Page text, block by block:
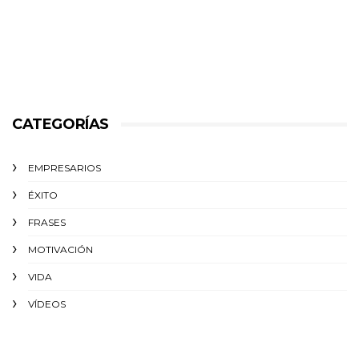
CATEGORÍAS
EMPRESARIOS
ÉXITO‬
FRASES
MOTIVACIÓN
VIDA
VÍDEOS